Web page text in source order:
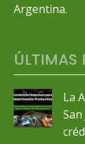
Argentina.
ÚLTIMAS
La